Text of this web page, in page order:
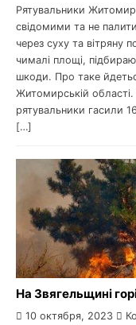
Рятувальники
свідомими та не
через суху та вітряну
чималі площі,
шкоди. Про таке
Житомирській
рятувальники гасили
[…]
На Звягельщині
10 октября, 2023